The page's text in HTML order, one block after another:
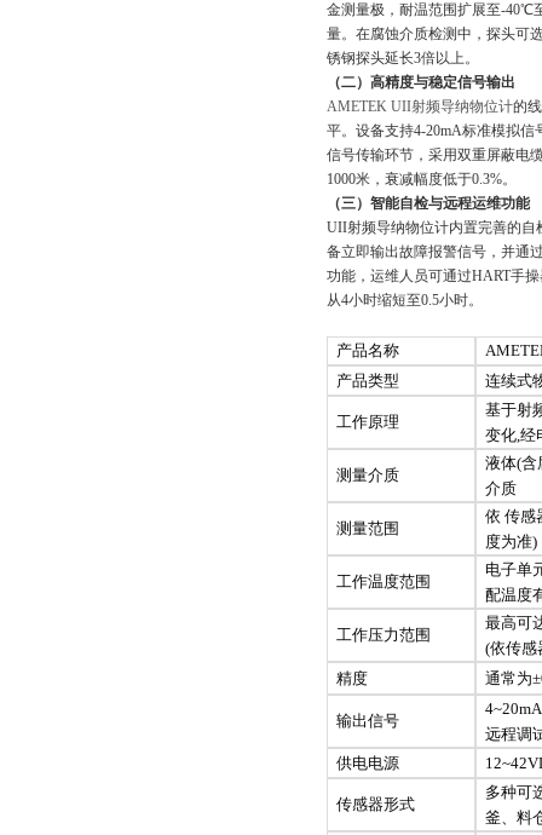
金测量极，耐温范围扩展至-40℃
量。在腐蚀介质检测中，探
锈钢探头延长3倍以上。
（二）高精度与稳定信号输出
AMETEK UII射频导纳物位计的
平。设备支持4-20mA标准模拟
信号传输环节，采用双重屏蔽电
1000米，衰减幅度低于0.3%。
（三）智能自检与远程运维功能
UII射频导纳物位计内置完善的自检系
备立即输出故障报警信号，并通
功能，运维人员可通过HART手
从4小时缩短至0.5小时。
产品名称
产品类型
连续式
工作原理
基于射
变化,经
测量介质
液体(含
介质
测量范围
依 传感
度为准)
工作温度范围
电子单
配温度
工作压力范围
最高可
(依传感
精度
通常为
输出信号
远程调
供电电源
传感器形式
多种可
釜、